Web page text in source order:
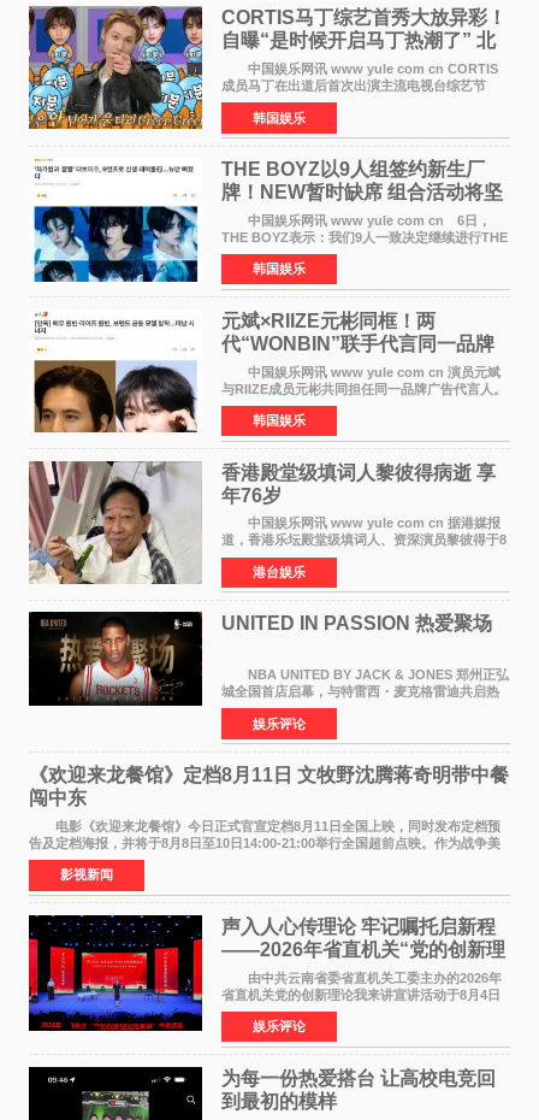
CORTIS马丁综艺首秀大放异彩！
自曝“是时候开启马丁热潮了” 北
美巡演火热进行中
中国娱乐网讯 www yule com cn CORTIS
成员马丁在出道后首次出演主流电视台综艺节
目，展现了多才多艺的魅力。 马丁出演了5日
播出的MBC《Radio Star》Fashion与Passion
之间，I&lsquo;m
韩国娱乐
THE BOYZ以9人组签约新生厂
牌！NEW暂时缺席 组合活动将坚
定不移继续
中国娱乐网讯 www yule com cn 6日，
THE BOYZ表示：我们9人一致决定继续进行THE
BOYZ组合活动，并且已经完成了组合团体活动
签约。目前正在新生厂牌下进行活动准备。尚未
离开THE BOYZ原所
韩国娱乐
元斌×RIIZE元彬同框！两
代“WONBIN”联手代言同一品牌
颜值天花板合体
中国娱乐网讯 www yule com cn 演员元斌
与RIIZE成员元彬共同担任同一品牌广告代言人。
6日据独家报道，继演员元斌之后，RIIZE元彬最
近也被选为某在线中介平台A公司的共同广告代言
人，两人将作
韩国娱乐
香港殿堂级填词人黎彼得病逝 享
年76岁​
中国娱乐网讯 www yule com cn 据港媒报
道，香港乐坛殿堂级填词人、资深演员黎彼得于8
月5日上午因病离世，终年76岁。好友钟志光透
露，黎彼得今年3月中风后便卧床休养，身体机能
持续衰退，最
港台娱乐
UNITED IN PASSION 热爱聚场
NBA UNITED BY JACK & JONES 郑州正弘
城全国首店启幕，与特雷西・麦克格雷迪共启热
爱 2026 年7 月21 日，
NBAUNITEDBYJACK&JONES 全国首店，于郑
州正弘城正式启幕。NBA 传奇球星
娱乐评论
《欢迎来龙餐馆》定档8月11日 文牧野沈腾蒋奇明带中餐
闯中东
电影《欢迎来龙餐馆》今日正式官宣定档8月11日全国上映，同时发布定档预
告及定档海报，并将于8月8日至10日14:00-21:00举行全国超前点映。作为战争美
食大片，影片讲述的是中国厨师徐福（沈腾
影视新闻
声入人心传理论 牢记嘱托启新程
——2026年省直机关“党的创新理
论我来讲”宣讲活动圆满落幕
由中共云南省委省直机关工委主办的2026年
省直机关党的创新理论我来讲宣讲活动于8月4日
至5日在昆明举办。活动以 "牢记嘱托 感恩奋进
开创云南发展新局面 "为主题，坚持以新时代中国
特色社会主义
娱乐评论
为每一份热爱搭台 让高校电竞回
到最初的模样